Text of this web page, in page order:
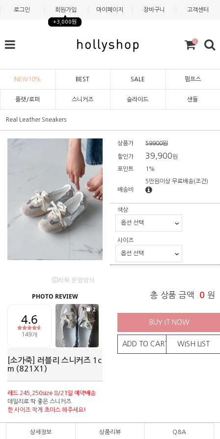
로그인 회원가입
+3,000원
마이페이지 장바구니 고객센터
0
NEW10% BEST SALE 펌프스
플랫/로퍼 스니커즈 슬라이드 샌들
Real Leather Sneakers
[소가죽] 러블리 스니커즈 1c
m (821X1)
레드 245,250size 8/21일 예약배송
데일리로 딱 좋은 스니커즈
한 사이즈 작게 초이스 해주세요!
상품가 59900원
할인가 39,900원
포인트 1%
배송비
5만원이상 무료배송(조건)
색상
사이즈
총 상품 금액 0 원
BUY IT NOW
ADD TO CART WISH LIST
상세정보 상품리뷰 Q&A